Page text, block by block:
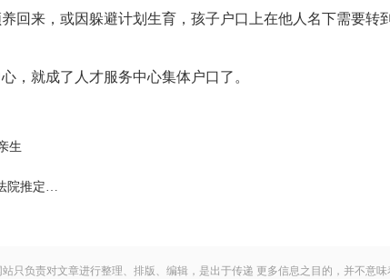
回来，或因躲避计划生育，孩子户口上在他人名下需要转
，就成了人才服务中心集体户口了。
生
院推定…
只负责对文章进行整理、排版、编辑，是出于传递 更多信息之目的，并不意